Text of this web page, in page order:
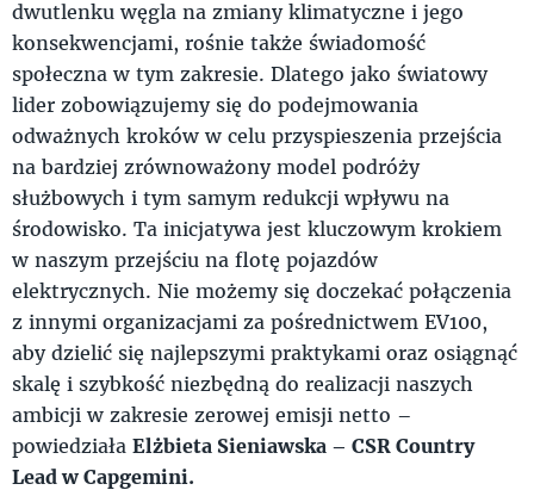
dwutlenku węgla na zmiany klimatyczne i jego
konsekwencjami, rośnie także świadomość
społeczna w tym zakresie. Dlatego jako światowy
lider zobowiązujemy się do podejmowania
odważnych kroków w celu przyspieszenia przejścia
na bardziej zrównoważony model podróży
służbowych i tym samym redukcji wpływu na
środowisko. Ta inicjatywa jest kluczowym krokiem
w naszym przejściu na flotę pojazdów
elektrycznych. Nie możemy się doczekać połączenia
z innymi organizacjami za pośrednictwem EV100,
aby dzielić się najlepszymi praktykami oraz osiągnąć
skalę i szybkość niezbędną do realizacji naszych
ambicji w zakresie zerowej emisji netto –
powiedziała Elżbieta Sieniawska – CSR Country
Lead w Capgemini.